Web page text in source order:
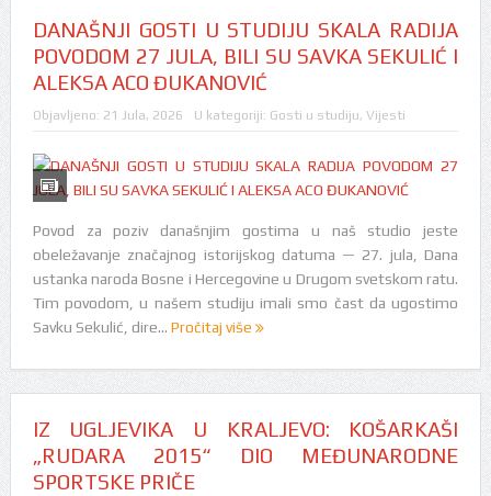
DANAŠNJI GOSTI U STUDIJU SKALA RADIJA
POVODOM 27 JULA, BILI SU SAVKA SEKULIĆ I
ALEKSA ACO ĐUKANOVIĆ
Objavljeno: 21 Jula, 2026 U kategoriji: Gosti u studiju, Vijesti
Povod za poziv današnjim gostima u naš studio jeste
obeležavanje značajnog istorijskog datuma — 27. jula, Dana
ustanka naroda Bosne i Hercegovine u Drugom svetskom ratu.
Tim povodom, u našem studiju imali smo čast da ugostimo
Savku Sekulić, dire... Pročitaj više
IZ UGLJEVIKA U KRALJEVO: KOŠARKAŠI
„RUDARA 2015“ DIO MEĐUNARODNE
SPORTSKE PRIČE